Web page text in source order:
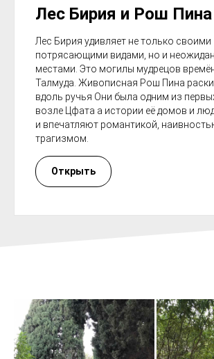
Лес Бирия и Рош Пина
Лес Бирия удивляет не только своими
потрясающими видами, но и
местами. Это могилы мудрецов
Талмуда. Живописная Рош Пина
вдоль ручья Они была одним из
возле Цфата а истории её домов и
и впечатляют романтикой,
трагизмом.
Открыть